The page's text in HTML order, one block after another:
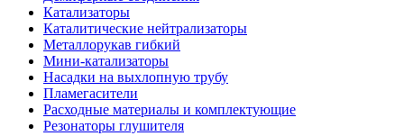
Катализаторы
Каталитические нейтрализаторы
Металлорукав гибкий
Мини-катализаторы
Насадки на выхлопную трубу
Пламегасители
Расходные материалы и комплектующие
Резонаторы глушителя